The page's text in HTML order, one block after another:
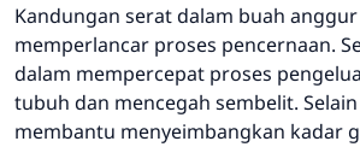
Kandungan serat dalam buah
memperlancar proses pencernaan.
dalam mempercepat proses
tubuh dan mencegah sembelit.
membantu menyeimbangkan kadar